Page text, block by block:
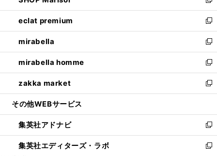
開
く
ウ
で
開
く
ン
ド
ウ
で
開
く
ウ
ィ
ン
ド
ウ
で
開
く
新
し
い
ウ
ィ
ン
ド
ウ
で
開
eclat premium
新
し
い
ウ
ィ
ン
ド
ウ
開
く
mirabella
新
し
い
ウ
ィ
ン
ウ
で
開
く
mirabella homme
新
し
い
ウ
ン
ド
ウ
で
zakka market
新
し
ウ
ィ
ン
ド
その他WEBサービス
集英社アドナビ
新
し
い
集英社エディターズ・ラボ
新